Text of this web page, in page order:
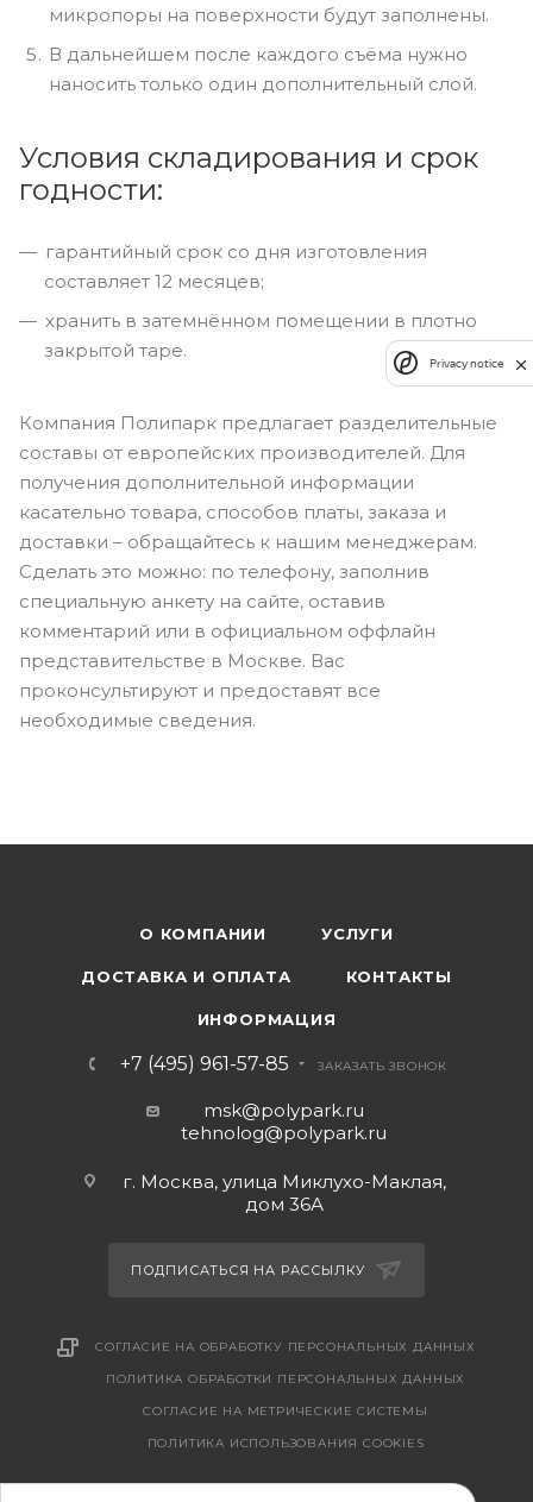
микропоры на поверхности будут заполнены.
В дальнейшем после каждого съёма нужно
наносить только один дополнительный слой.
Условия складирования и срок
годности:
гарантийный срок со дня изготовления
составляет 12 месяцев;
хранить в затемнённом помещении в плотно
закрытой таре.
Компания Полипарк предлагает разделительные
составы от европейских производителей. Для
получения дополнительной информации
касательно товара, способов платы, заказа и
доставки – обращайтесь к нашим менеджерам.
Сделать это можно: по телефону, заполнив
специальную анкету на сайте, оставив
комментарий или в официальном оффлайн
представительстве в Москве. Вас
проконсультируют и предоставят все
необходимые сведения.
О КОМПАНИИ УСЛУГИ
ДОСТАВКА И ОПЛАТА КОНТАКТЫ
ИНФОРМАЦИЯ
+7 (495) 961-57-85 ЗАКАЗАТЬ ЗВОНОК
msk@polypark.ru
tehnolog@polypark.ru
г. Москва, улица Миклухо-Маклая,
дом 36А
ПОДПИСАТЬСЯ НА РАССЫЛКУ
СОГЛАСИЕ НА ОБРАБОТКУ ПЕРСОНАЛЬНЫХ ДАННЫХ
ПОЛИТИКА ОБРАБОТКИ ПЕРСОНАЛЬНЫХ ДАННЫХ
CОГЛАСИЕ НА МЕТРИЧЕСКИЕ СИСТЕМЫ
ПОЛИТИКА ИСПОЛЬЗОВАНИЯ COOKIES
Privacy notice